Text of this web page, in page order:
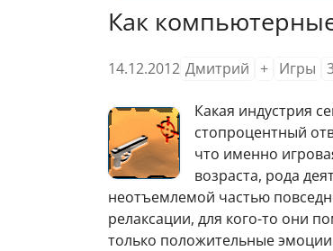
Как
14.12.2012 Дмитрий + Игры
Какая индустрия
стопроцентный
что именно
возраста, рода
неотъемлемой частью
релаксации, для кого-то они
только положительные